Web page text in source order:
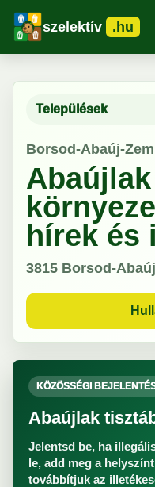
szelektív .hu
Települések
Borsod-Abaúj-
Abaújlak
hírek és
3815 Borsod-
KÖZÖSSÉGI
Abaújlak
Jelentsd be, ha
le, add meg a
továbbítjuk az